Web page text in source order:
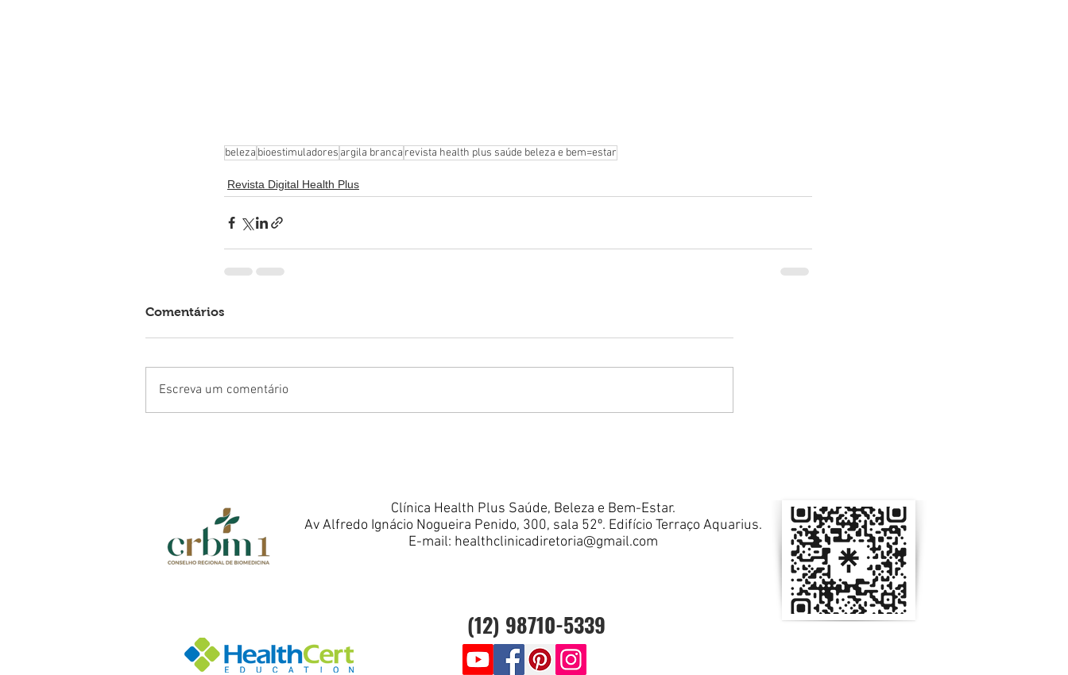
beleza bioestimuladores argila branca revista health plus saúde beleza e bem=estar
Revista Digital Health Plus
Comentários
Escreva um comentário
Clínica Health Plus Saúde, Beleza e Bem-Estar.
Av Alfredo Ignácio Nogueira Penido, 300, sala 52º. Edifício Terraço Aquarius.
E-mail: healthclinicadiretoria@gmail.com
(12) 98710-5339